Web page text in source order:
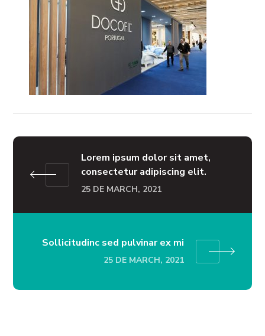
Lorem ipsum dolor sit amet,
consectetur adipiscing elit.
25 DE MARCH, 2021
Sollicitudinc sed pulvinar ex mi
25 DE MARCH, 2021